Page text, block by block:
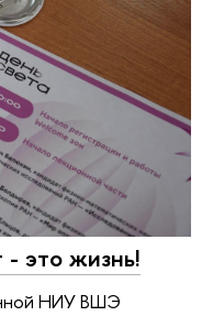
- это жизнь!
НИУ ВШЭ